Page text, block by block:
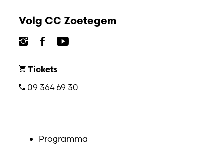
Volg CC Zoetegem
Tickets
09 364 69 30
Programma